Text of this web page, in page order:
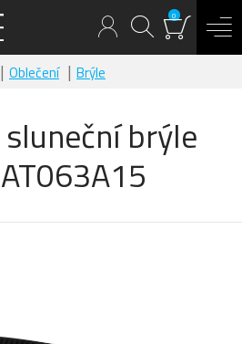
0
Oblečení Brýle
brýle